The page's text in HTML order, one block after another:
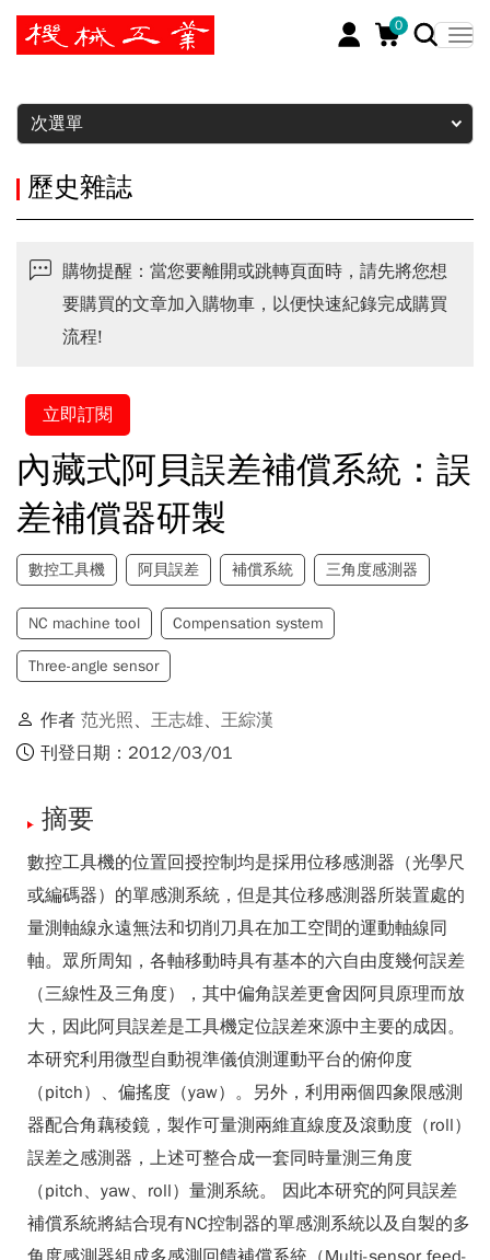
0
暫停
次選單
歷史雜誌
購物提醒：當您要離開或跳轉頁面時，請先將您想
要購買的文章加入購物車，以便快速紀錄完成購買
流程!
立即訂閱
內藏式阿貝誤差補償系統：誤
差補償器研製
數控工具機 阿貝誤差 補償系統 三角度感測器
NC machine tool Compensation system
Three-angle sensor
作者 范光照、 王志雄、 王綜漢
刊登日期：2012/03/01
摘要
數控工具機的位置回授控制均是採用位移感測器（光學尺
或編碼器）的單感測系統，但是其位移感測器所裝置處的
量測軸線永遠無法和切削刀具在加工空間的運動軸線同
軸。眾所周知，各軸移動時具有基本的六自由度幾何誤差
（三線性及三角度），其中偏角誤差更會因阿貝原理而放
大，因此阿貝誤差是工具機定位誤差來源中主要的成因。
本研究利用微型自動視準儀偵測運動平台的俯仰度
（pitch）、偏搖度（yaw）。另外，利用兩個四象限感測
器配合角藕稜鏡，製作可量測兩維直線度及滾動度（roll）
誤差之感測器，上述可整合成一套同時量測三角度
（pitch、yaw、roll）量測系統。 因此本研究的阿貝誤差
補償系統將結合現有NC控制器的單感測系統以及自製的多